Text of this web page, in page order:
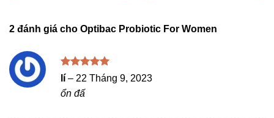
2 đánh giá cho Optibac Probiotic For Women
Được xếp
sao
lí – 22 Tháng 9, 2023
ổn đấ